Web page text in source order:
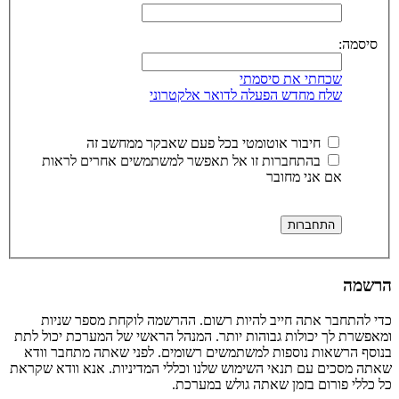
סיסמה:
שכחתי את סיסמתי
שלח מחדש הפעלה לדואר אלקטרוני
חיבור אוטומטי בכל פעם שאבקר ממחשב זה
בהתחברות זו אל תאפשר למשתמשים אחרים לראות
אם אני מחובר
הרשמה
כדי להתחבר אתה חייב להיות רשום. ההרשמה לוקחת מספר שניות
ומאפשרת לך יכולות גבוהות יותר. המנהל הראשי של המערכת יכול לתת
בנוסף הרשאות נוספות למשתמשים רשומים. לפני שאתה מתחבר וודא
שאתה מסכים עם תנאי השימוש שלנו וכללי המדיניות. אנא וודא שקראת
כל כללי פורום בזמן שאתה גולש במערכת.